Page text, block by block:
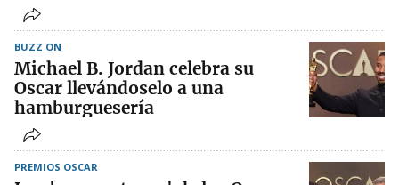
BUZZ ON
Michael B. Jordan celebra su
Oscar llevándoselo a una
hamburguesería
PREMIOS OSCAR